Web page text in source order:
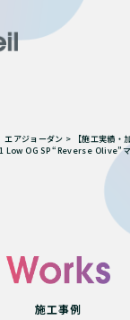
アジョーダン >
【施工実績
OG SP “Reverse Olive”マ
施工事例